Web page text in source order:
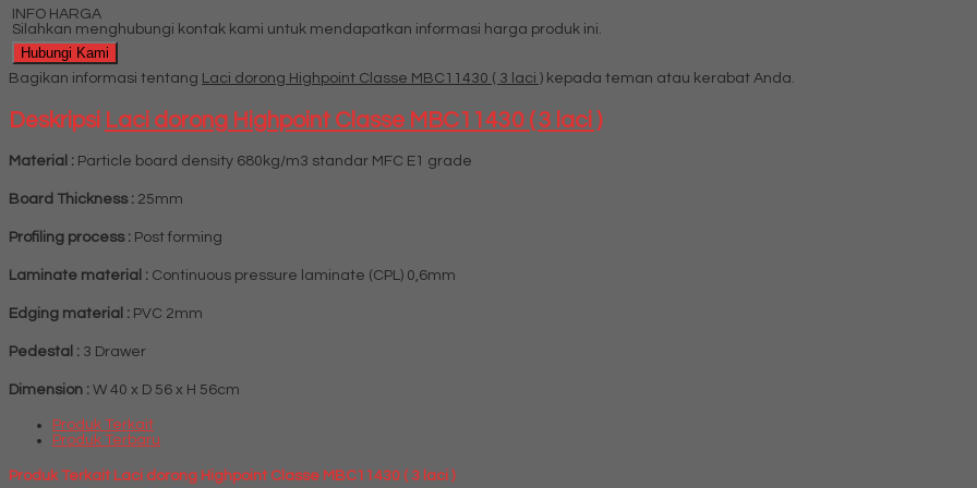
INFO HARGA
Silahkan menghubungi kontak kami untuk mendapatkan informasi harga produk ini.
Hubungi Kami
Bagikan informasi tentang Laci dorong Highpoint Classe MBC11430 ( 3 laci ) kepada teman atau kerabat Anda.
Deskripsi Laci dorong Highpoint Classe MBC11430 ( 3 laci )
Material : Particle board density 680kg/m3 standar MFC E1 grade
Board Thickness : 25mm
Profiling process : Post forming
Laminate material : Continuous pressure laminate (CPL) 0,6mm
Edging material : PVC 2mm
Pedestal : 3 Drawer
Dimension : W 40 x D 56 x H 56cm
Produk Terkait
Produk Terbaru
Produk Terkait Laci dorong Highpoint Classe MBC11430 ( 3 laci )